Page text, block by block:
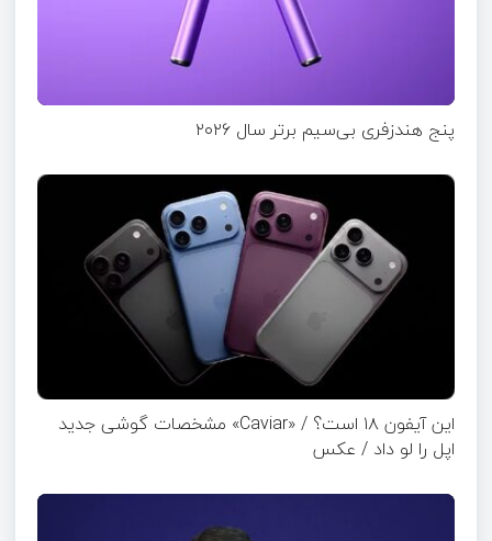
پنج هندزفری بی‌سیم برتر سال ۲۰۲۶
این آیفون ۱۸ است؟ / «Caviar» مشخصات گوشی جدید
اپل را لو داد / عکس